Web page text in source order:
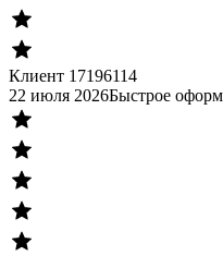
Клиент 17196114
22 июля 2026Быстрое